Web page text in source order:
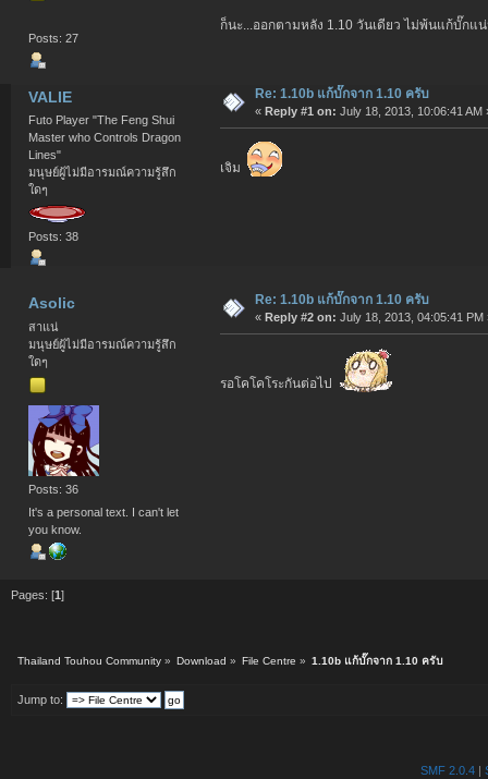
Posts: 27
ก็นะ...ออกตามหลัง 1.10 วันเดียว ไม่พ้นแก้บั๊ก
VALIE
Futo Player "The Feng Shui
Master who Controls Dragon
Lines"
มนุษย์ผู้ไม่มีอารมณ์ความรู้สึก
ใดๆ
Posts: 38
Re: 1.10b แก้บั๊กจาก 1.10 ครับ
« Reply #1 on: July 18, 2013, 10:06:41 AM
เจิม
Asolic
สาแน่
มนุษย์ผู้ไม่มีอารมณ์ความรู้สึก
ใดๆ
Posts: 36
It's a personal text. I can't let
you know.
Re: 1.10b แก้บั๊กจาก 1.10 ครับ
« Reply #2 on: July 18, 2013, 04:05:41 PM
รอโคโคโระกันต่อไป
Pages: [1]
Thailand Touhou Community» Download » File Centre » 1.10b แก้บั๊กจาก 1.10 ครับ
Jump to:
SMF 2.0.4|